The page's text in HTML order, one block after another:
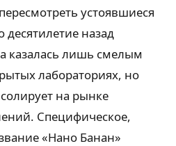
устоявшиеся
десятилетие назад
казалась лишь смелым
лабораториях, но
на рынке
Специфическое,
«Нано Банан»